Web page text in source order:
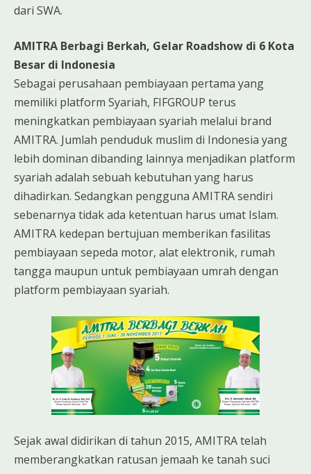
dari SWA.
AMITRA Berbagi Berkah, Gelar Roadshow di 6 Kota
Besar di Indonesia
Sebagai perusahaan pembiayaan pertama yang
memiliki platform Syariah, FIFGROUP terus
meningkatkan pembiayaan syariah melalui brand
AMITRA. Jumlah penduduk muslim di Indonesia yang
lebih dominan dibanding lainnya menjadikan platform
syariah adalah sebuah kebutuhan yang harus
dihadirkan. Sedangkan pengguna AMITRA sendiri
sebenarnya tidak ada ketentuan harus umat Islam.
AMITRA kedepan bertujuan memberikan fasilitas
pembiayaan sepeda motor, alat elektronik, rumah
tangga maupun untuk pembiayaan umrah dengan
platform pembiayaan syariah.
Sejak awal didirikan di tahun 2015, AMITRA telah
memberangkatkan ratusan jemaah ke tanah suci